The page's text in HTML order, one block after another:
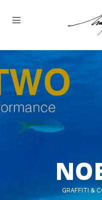
GRAFFITI &